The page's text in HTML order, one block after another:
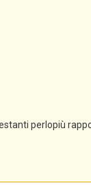
perlopiù